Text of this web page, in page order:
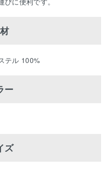
テル 100%
ー
ズ